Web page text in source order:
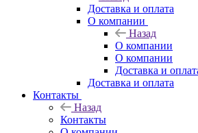
Доставка и оплата
О компании
Назад
О компании
О компании
Доставка и
Доставка и оплата
Контакты
Назад
Контакты